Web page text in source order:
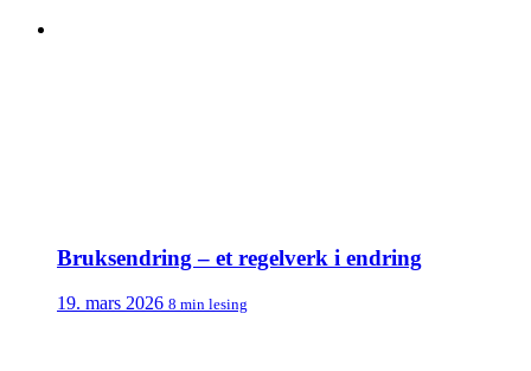
Bruksendring – et regelverk i endring
19. mars 2026 8 min lesing